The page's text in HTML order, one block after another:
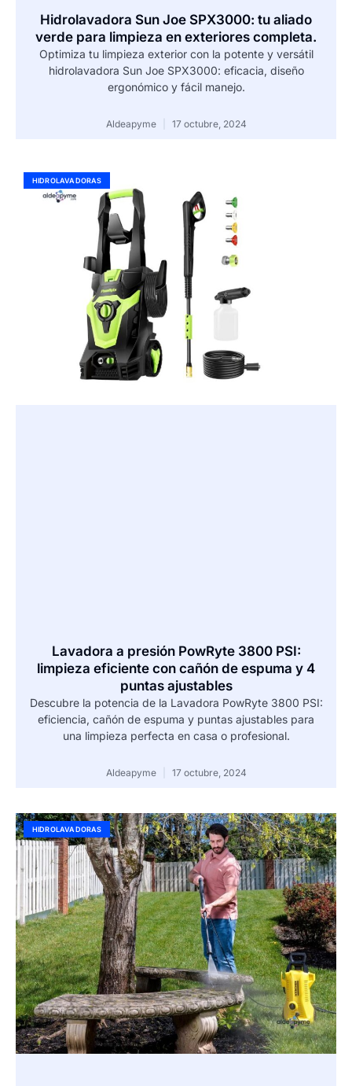
Hidrolavadora Sun Joe SPX3000: tu aliado
verde para limpieza en exteriores completa.
Optimiza tu limpieza exterior con la potente y versátil
hidrolavadora Sun Joe SPX3000: eficacia, diseño
ergonómico y fácil manejo.
Aldeapyme 17 octubre, 2024
HIDROLAVADORAS
Lavadora a presión PowRyte 3800 PSI:
limpieza eficiente con cañón de espuma y 4
puntas ajustables
Descubre la potencia de la Lavadora PowRyte 3800 PSI:
eficiencia, cañón de espuma y puntas ajustables para
una limpieza perfecta en casa o profesional.
Aldeapyme 17 octubre, 2024
HIDROLAVADORAS